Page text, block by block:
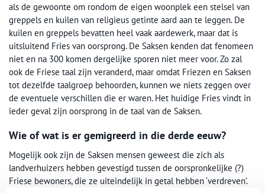
als de gewoonte om rondom de eigen woonplek een stelsel van
greppels en kuilen van religieus getinte aard aan te leggen. De
kuilen en greppels bevatten heel vaak aardewerk, maar dat is
uitsluitend Fries van oorsprong. De Saksen kenden dat fenomeen
niet en na 300 komen dergelijke sporen niet meer voor. Zo zal
ook de Friese taal zijn veranderd, maar omdat Friezen en Saksen
tot dezelfde taalgroep behoorden, kunnen we niets zeggen over
de eventuele verschillen die er waren. Het huidige Fries vindt in
ieder geval zijn oorsprong in de taal van de Saksen.
Wie of wat is er gemigreerd in die derde eeuw?
Mogelijk ook zijn de Saksen mensen geweest die zich als
landverhuizers hebben gevestigd tussen de oorspronkelijke (?)
Friese bewoners, die ze uiteindelijk in getal hebben ‘verdreven’.